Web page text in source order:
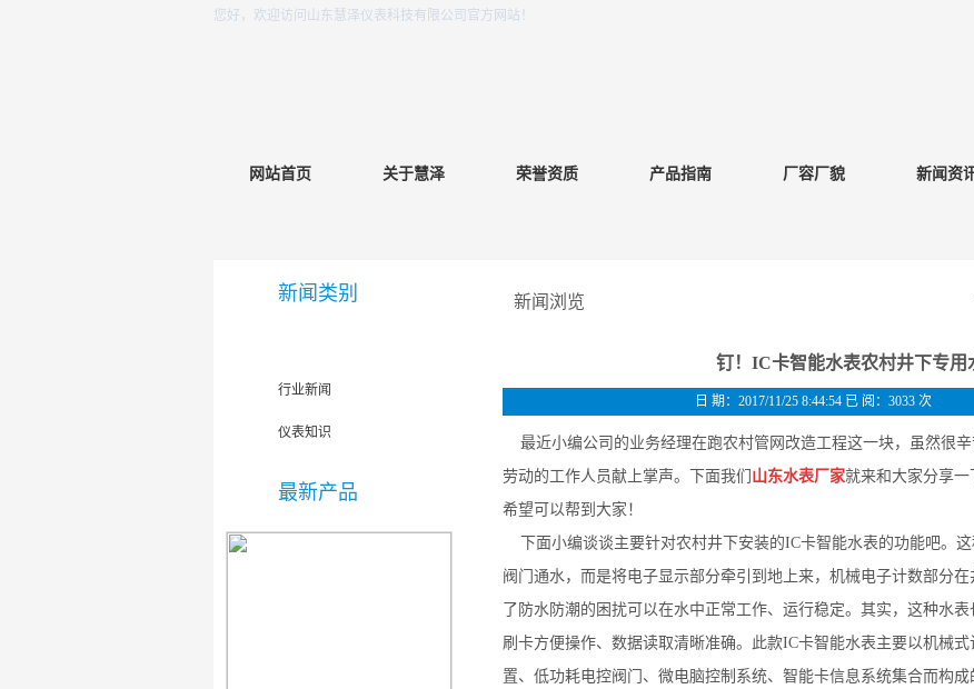
您好，欢迎访问山东慧泽仪表科技有限公司官方网站！
网站首页 关于慧泽 荣誉资质 产品指南 厂容厂貌 新闻资
新闻浏览
钉！IC卡智能水表农村井下专用
日 期：2017/11/25 8:44:54 已 阅：3033 次
最近小编公司的业务经理在跑农村管网改造工程这一块，虽然很
劳动的工作人员献上掌声。下面我们 山东水表厂家就来和大家分享一
希望可以帮到大家！
下面小编谈谈主要针对农村井下安装的IC卡智能水表的功能吧。
阀门通水，而是将电子显示部分牵引到地上来，机械电子计数部分
了防水防潮的困扰可以在水中正常工作、运行稳定。其实，这种水
刷卡方便操作、数据读取清晰准确。此款IC卡智能水表主要以机械
置、低功耗电控阀门、微电脑控制系统、智能卡信息系统集合而构
新闻类别
行业新闻
仪表知识
最新产品